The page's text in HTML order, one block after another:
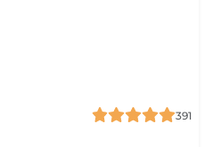
391